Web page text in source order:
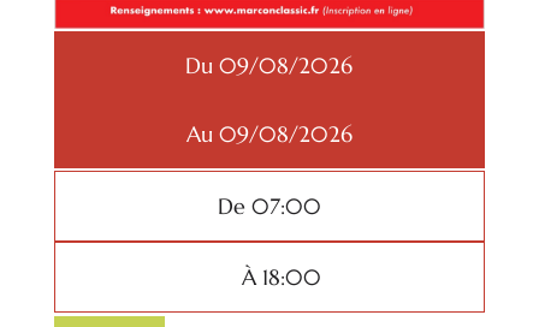
Du 09/08/2026
Au 09/08/2026
De 07:00
À 18:00